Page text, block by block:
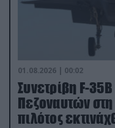
01.08.2026 | 00:02
Συνετρίβη F-
Πεζοναυτών
πιλότος